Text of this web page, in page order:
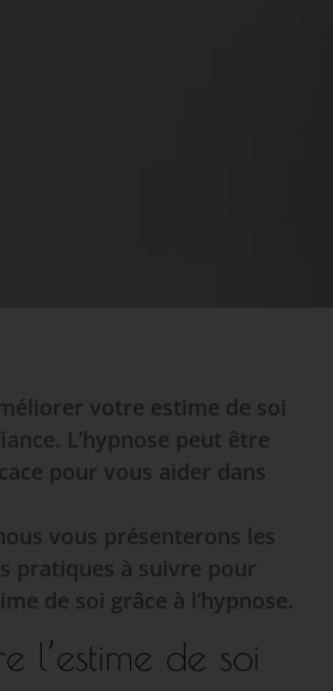
votre estime de soi
L’hypnose peut être
pour vous aider dans
vous présenterons les
pratiques à suivre pour
de soi grâce à l’hypnose.
l’estime de soi